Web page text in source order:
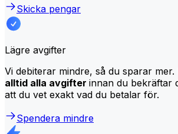
Skicka pengar
Lägre avgifter
Vi debiterar mindre, så du sparar
alltid alla avgifter innan du bekräftar
att du vet exakt vad du betalar för.
Spendera mindre